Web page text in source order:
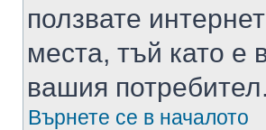
ползвате
места, тъй като е
вашия потребител.
Върнете се в началото